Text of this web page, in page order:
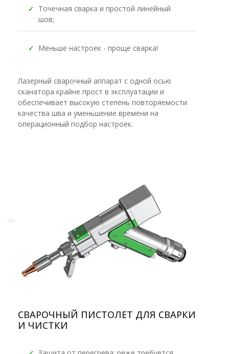
✓ Точечная сварка и простой линейный
шов;
✓ Меньше настроек - проще сварка!
Лазерный сварочный аппарат с одной осью
сканатора крайне прост в эксплуатации и
обеспечивает высокую степень повторяемости
качества шва и уменьшение времени на
операционный подбор настроек.
СВАРОЧНЫЙ ПИСТОЛЕТ ДЛЯ СВАРКИ
И ЧИСТКИ